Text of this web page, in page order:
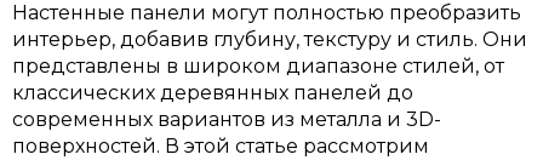
Настенные панели могут полностью преобразить
интерьер, добавив глубину, текстуру и стиль. Они
представлены в широком диапазоне стилей, от
классических деревянных панелей до
современных вариантов из металла и 3D-
поверхностей. В этой статье рассмотрим